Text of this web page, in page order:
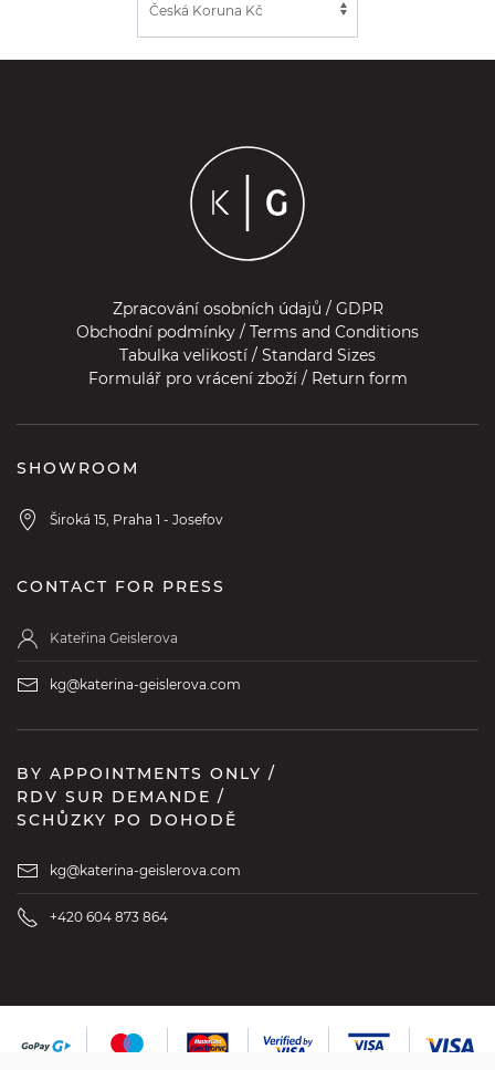
Zpracování osobních údajů / GDPR
Obchodní podmínky / Terms and Conditions
Tabulka velikostí / Standard Sizes
Formulář pro vrácení zboží / Return form
SHOWROOM
Široká 15, Praha 1 - Josefov
CONTACT FOR PRESS
Kateřina Geislerova
kg@katerina-geislerova.com
BY APPOINTMENTS ONLY /
RDV SUR DEMANDE /
SCHŮZKY PO DOHODĚ
kg@katerina-geislerova.com
+420 604 873 864